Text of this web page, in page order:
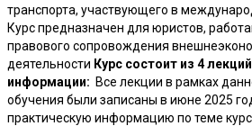
транспорта, участвующего в
Курс предназначен для юристов,
правового сопровождения
деятельности Курс состоит из 4
информации: Все лекции в рамках
обучения были записаны в июне 2025
практическую информацию по теме